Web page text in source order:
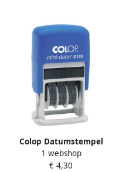
Colop Datumstempel
Printer Mini S 120
Nederlands
1 webshop
€ 4,30